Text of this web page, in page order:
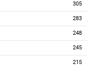
305
283
248
245
215